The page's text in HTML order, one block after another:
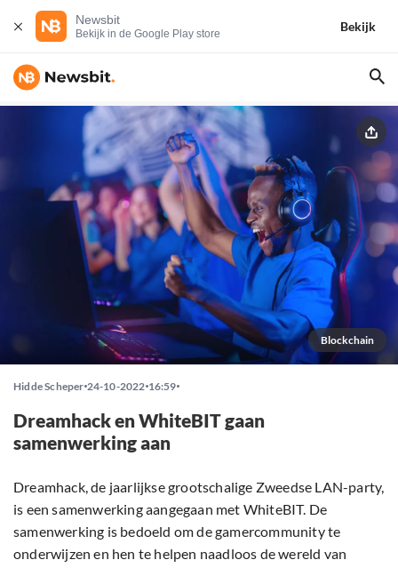
Newsbit
Bekijk in de Google Play store
Bekijk
Blockchain
Hidde Scheper 24-10-2022 16:59
Dreamhack en WhiteBIT gaan
samenwerking aan
Dreamhack, de jaarlijkse grootschalige Zweedse LAN-party,
is een samenwerking aangegaan met WhiteBIT. De
samenwerking is bedoeld om de gamercommunity te
onderwijzen en hen te helpen naadloos de wereld van